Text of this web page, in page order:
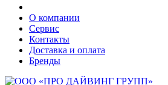
О компании
Сервис
Контакты
Доставка и оплата
Бренды